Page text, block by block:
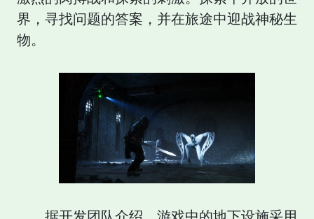
界，寻找问题的答案，并在旅途中迎战神秘生
物。